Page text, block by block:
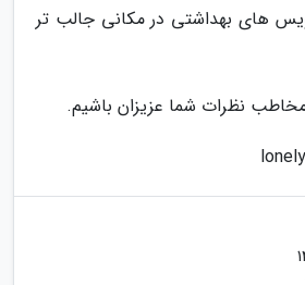
های بهداشتی در مکانی جالب تر
نظرات شما عزیزان باشیم.